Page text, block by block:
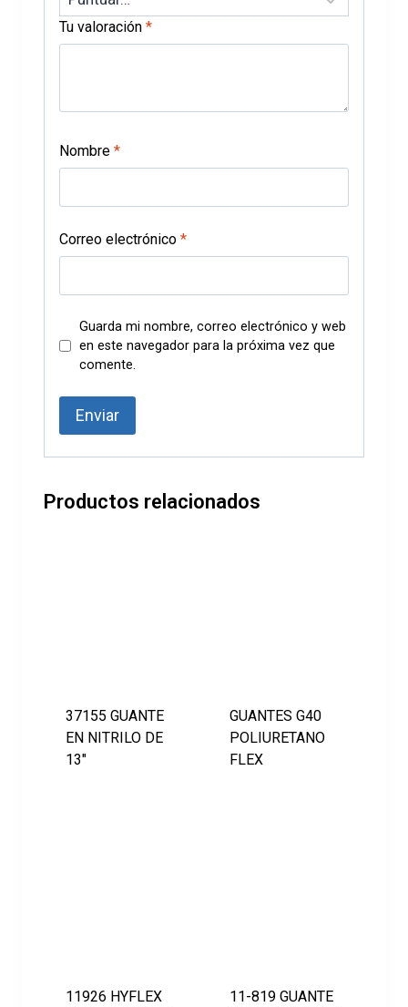
Tu valoración *
Nombre *
Correo electrónico *
Guarda mi nombre, correo electrónico y web
en este navegador para la próxima vez que
comente.
Productos relacionados
37155 GUANTE
EN NITRILO DE
13″
GUANTES G40
POLIURETANO
FLEX
11926 HYFLEX
11-819 GUANTE